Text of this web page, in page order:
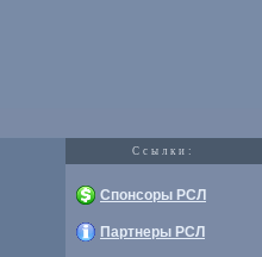
Cсылки:
Спонсоры РСЛ
Партнеры РСЛ